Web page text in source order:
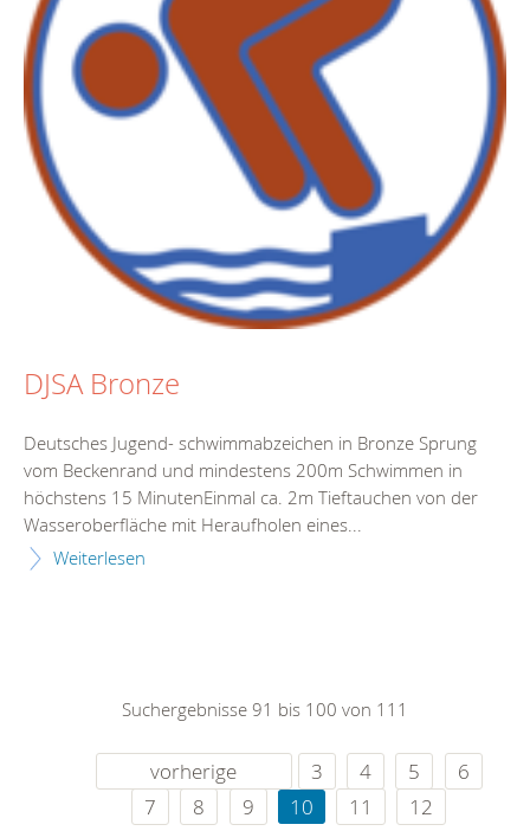
DJSA Bronze
Deutsches Jugend- schwimmabzeichen in Bronze Sprung
vom Beckenrand und mindestens 200m Schwimmen in
höchstens 15 MinutenEinmal ca. 2m Tieftauchen von der
Wasseroberfläche mit Heraufholen eines...
Weiterlesen
Suchergebnisse 91 bis 100 von 111
vorherige 3 4 5
6
7
8 9 10 11
12